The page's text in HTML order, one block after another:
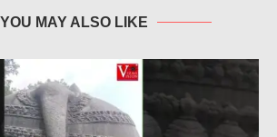
YOU MAY ALSO LIKE